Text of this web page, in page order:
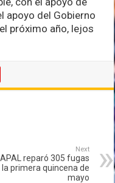
apoyo del Gobierno
próximo año, lejos
Next
reparó 305 fugas
primera quincena de
mayo